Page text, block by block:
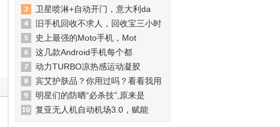
卫星喷淋+自动开门，意大利da
旧手机回收不求人，回收宝三小时
史上最强的Moto手机，Mot
这几款Android手机每个都
动力TURBO凉热感运动凝胶
宾艾护肤品？你用过吗？看看我用
明星们的防晒“必杀技”,原来是
复亚无人机自动机场3.0，赋能